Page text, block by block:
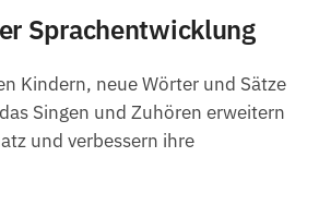
Sprachentwicklung
Kindern, neue Wörter und Sätze
Singen und Zuhören erweitern
und verbessern ihre